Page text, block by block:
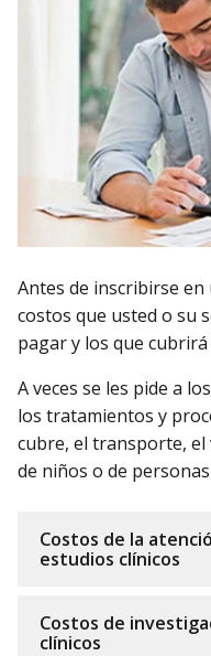
Antes de inscribirse
costos que usted o su
pagar y los que
A veces se les pide a
los tratamientos y
cubre, el transporte, el
de niños o de
Costos de la
estudios clínicos
Costos de
clínicos